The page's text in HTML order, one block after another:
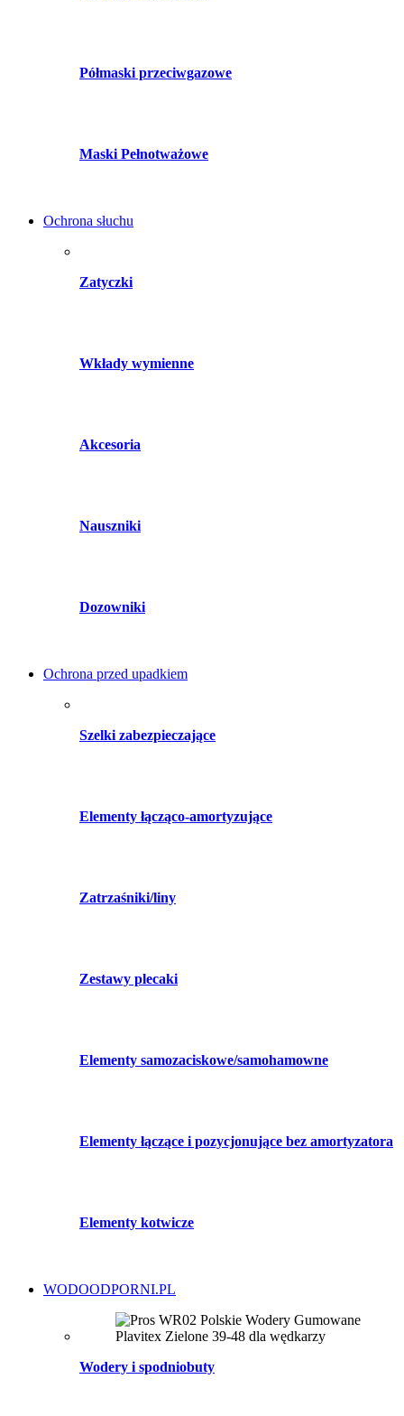
Półmaski przeciwgazowe
Maski Pełnotważowe
Ochrona słuchu
Zatyczki
Wkłady wymienne
Akcesoria
Nauszniki
Dozowniki
Ochrona przed upadkiem
Szelki zabezpieczające
Elementy łącząco-amortyzujące
Zatrzaśniki/liny
Zestawy plecaki
Elementy samozaciskowe/samohamowne
Elementy łączące i pozycjonujące bez amortyzatora
Elementy kotwicze
WODOODPORNI.PL
Wodery i spodniobuty